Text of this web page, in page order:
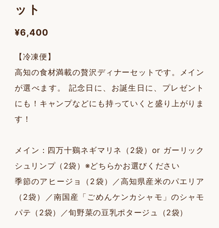
ット
¥6,400
【冷凍便】
高知の食材満載の贅沢ディナーセットです。メイン
が選べます。 記念日に、お誕生日に、プレゼント
にも！キャンプなどにも持っていくと盛り上がりま
す！
メイン：四万十鷄ネギマリネ（2袋）or ガーリック
シュリンプ（2袋）※どちらかお選びください
季節のアヒージョ（2袋）／高知県産米のパエリア
（2袋）／南国産「ごめんケンカシャモ」のシャモ
パテ（2袋）／旬野菜の豆乳ポタージュ（2袋）